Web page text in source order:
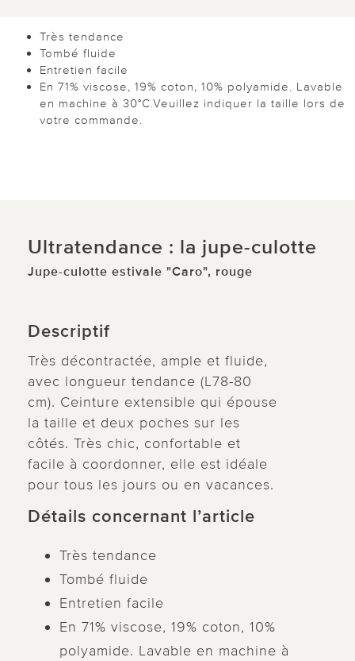
Très tendance
Tombé fluide
Entretien facile
En 71% viscose, 19% coton, 10% polyamide. Lavable
en machine à 30°C.Veuillez indiquer la taille lors de
votre commande.
Ultratendance : la jupe-culotte
Jupe-culotte estivale "Caro", rouge
Descriptif
Très décontractée, ample et fluide,
avec longueur tendance (L78-80
cm). Ceinture extensible qui épouse
la taille et deux poches sur les
côtés. Très chic, confortable et
facile à coordonner, elle est idéale
pour tous les jours ou en vacances.
Détails concernant l’article
Très tendance
Tombé fluide
Entretien facile
En 71% viscose, 19% coton, 10%
polyamide. Lavable en machine à